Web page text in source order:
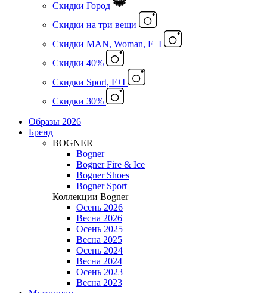
Скидки Город
Cкидки на три вещи
Скидки MAN, Woman, F+I
Скидки 40%
Скидки Sport, F+I
Скидки 30%
Образы 2026
Бренд
BOGNER
Bogner
Bogner Fire & Ice
Bogner Shoes
Bogner Sport
Коллекции Bogner
Осень 2026
Весна 2026
Осень 2025
Весна 2025
Осень 2024
Весна 2024
Осень 2023
Весна 2023